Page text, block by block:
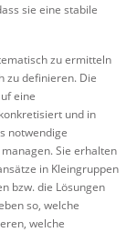
sie eine stabile
zu ermitteln
zu definieren. Die
eine
und in
notwendige
Sie erhalten
in Kleingruppen
bzw. die Lösungen
so, welche
welche